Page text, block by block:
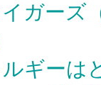
ガーズ
ギーは